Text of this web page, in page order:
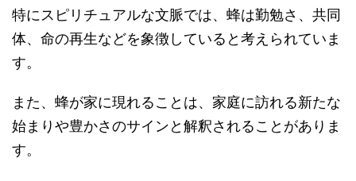
特にスピリチュアルな文脈では、蜂は勤勉さ、共同
体、命の再生などを象徴していると考えられていま
す。
また、蜂が家に現れることは、家庭に訪れる新たな
始まりや豊かさのサインと解釈されることがありま
す。